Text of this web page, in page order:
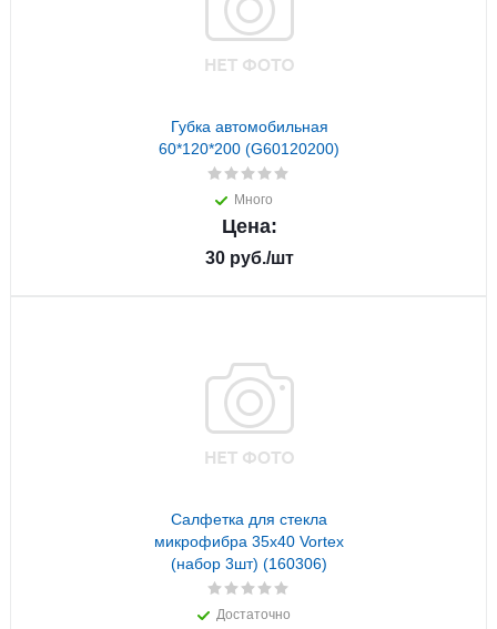
Губка автомобильная
60*120*200 (G60120200)
Много
Цена:
30руб./шт
Салфетка для стекла
микрофибра 35х40 Vortex
(набор 3шт) (160306)
Достаточно